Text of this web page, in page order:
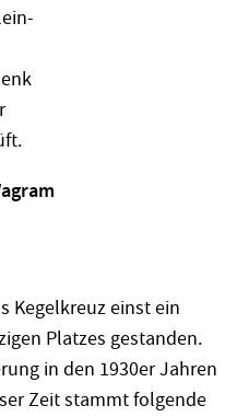
Kegelkreuz einst ein
Platzes gestanden.
in den 1930er Jahren
Zeit stammt folgende